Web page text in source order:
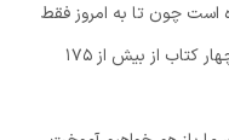
است چون تا به امروز فقط
حدود دو درصد از این کتابها را می‌فهمیم. چهار کتاب از بیش از ۱۷۵